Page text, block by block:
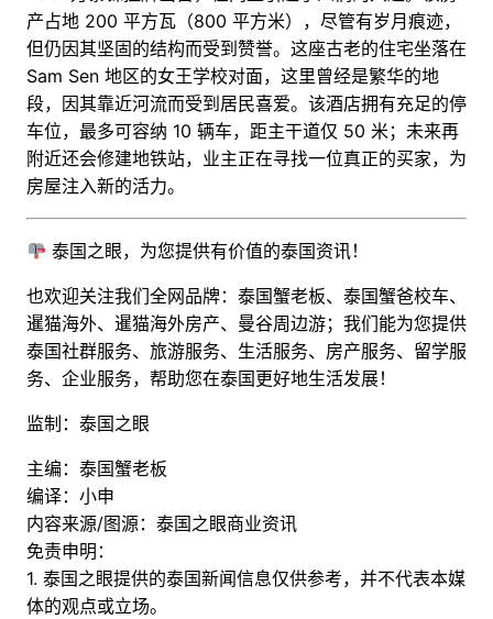
产占地 200 平方瓦（800 平方米），尽管有岁月痕迹，
但仍因其坚固的结构而受到赞誉。这座古老的住宅坐落在
Sam Sen 地区的女王学校对面，这里曾经是繁华的地
段，因其靠近河流而受到居民喜爱。该酒店拥有充足的停
车位，最多可容纳 10 辆车，距主干道仅 50 米；未来再
附近还会修建地铁站，业主正在寻找一位真正的买家，为
房屋注入新的活力。
泰国之眼，为您提供有价值的泰国资讯！
也欢迎关注我们全网品牌：泰国蟹老板、泰国蟹爸校车、
暹猫海外、暹猫海外房产、曼谷周边游； 我们能为您提供
泰国社群服务、旅游服务、生活服务、 房产服务、留学服
务、企业服务，帮助您在泰国更好地生活发展！
监制：泰国之眼
主编：泰国蟹老板
编译：小申
内容来源/图源：泰国之眼商业资讯
免责申明：
1. 泰国之眼提供的泰国新闻信息仅供参考，并不代表本媒
体的观点或立场。